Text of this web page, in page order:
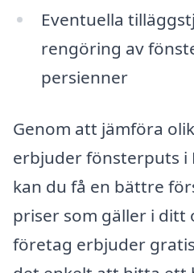
Eventuella
rengöring av
persienner
Genom att jämföra
erbjuder fönsterputs i
kan du få en bättre
priser som gäller i ditt
företag erbjuder